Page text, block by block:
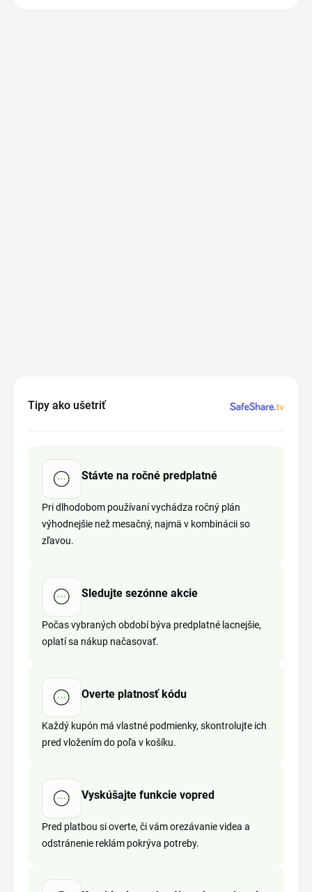
Tipy ako ušetriť
Stávte na ročné predplatné
Pri dlhodobom používaní vychádza ročný plán
výhodnejšie než mesačný, najmä v kombinácii so
zľavou.
Sledujte sezónne akcie
Počas vybraných období býva predplatné lacnejšie,
oplatí sa nákup načasovať.
Overte platnosť kódu
Každý kupón má vlastné podmienky, skontrolujte ich
pred vložením do poľa v košíku.
Vyskúšajte funkcie vopred
Pred platbou si overte, či vám orezávanie videa a
odstránenie reklám pokrýva potreby.